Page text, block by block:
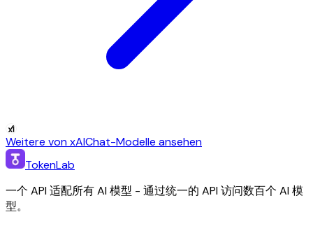
Weitere von xAIChat-Modelle ansehen
TokenLab
一个 API 适配所有 AI 模型 - 通过统一的 API 访问数百个 AI 模
型。